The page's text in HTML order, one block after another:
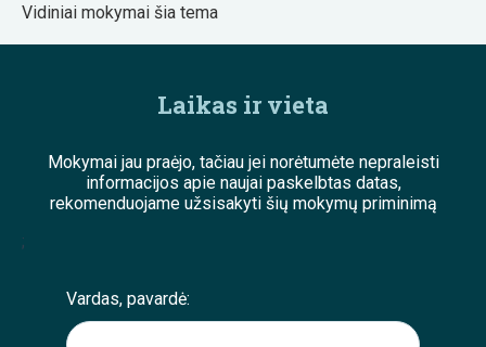
Vidiniai mokymai šia tema
Laikas ir vieta
Mokymai jau praėjo, tačiau jei norėtumėte nepraleisti
informacijos apie naujai paskelbtas datas,
rekomenduojame užsisakyti šių mokymų priminimą
;
Vardas, pavardė: